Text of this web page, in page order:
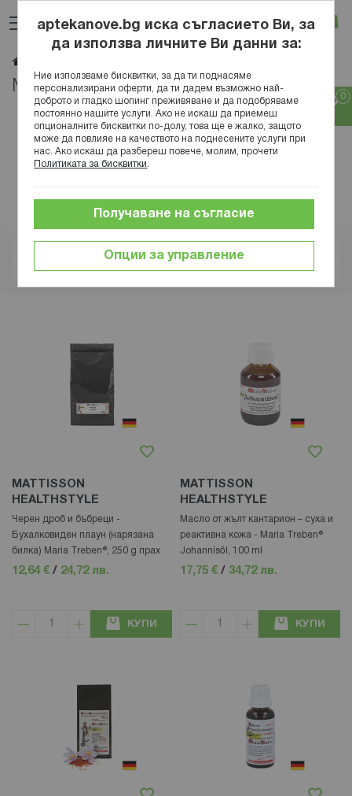
към
съдържанието
Вход
MATTISSON HEALTHSTYLE
Позиция
MATTISSON
HEALTHSTYLE
Черен дроб и бъбреци -
Бухалковиден плаун (нарязана
билка) Maria Treben®, 250 g прах
12,64 € / 24,72 лв.
КУПИ
MATTISSON
HEALTHSTYLE
Масло от жълт кантарион – суха и
реактивна кожа - Maria Treben®
Johannisöl, 100 ml
17,75 € / 34,72 лв.
КУПИ
aptekanove.bg иска съгласието Ви, за
да използва личните Ви данни за:
Ние използваме бисквитки, за да ти поднасяме
персонализирани оферти, да ти дадем възможно най-
доброто и гладко шопинг преживяване и да подобряваме
постоянно нашите услуги. Ако не искаш да приемеш
опционалните бисквитки по-долу, това ще е жалко, защото
може да повлияе на качеството на поднесените услуги при
нас. Ако искаш да разбереш повече, молим, прочети
Политиката за бисквитки
Опции за управление
Получаване на съгласие